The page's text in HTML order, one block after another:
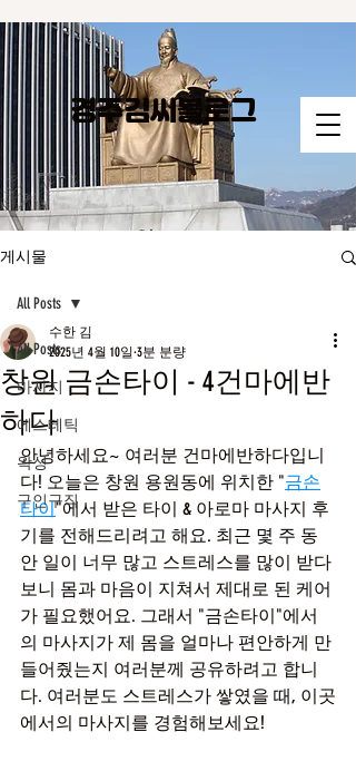
경주김씨​블로그
게시물
All Posts
마사지
에스테틱
왁싱
구인구직
All Posts
창원 금손타이 - 4건마에반
하다
수한 김
2025년 4월 10일 3분 분량
안녕하세요~ 여러분 건마에반하다입니
다! 오늘은 창원 용원동에 위치한 "금손
타이"에서 받은 타이 & 아로마 마사지 후
기를 전해드리려고 해요. 최근 몇 주 동
안 일이 너무 많고 스트레스를 많이 받다
보니 몸과 마음이 지쳐서 제대로 된 케어
가 필요했어요. 그래서 "금손타이"에서
의 마사지가 제 몸을 얼마나 편안하게 만
들어줬는지 여러분께 공유하려고 합니
다. 여러분도 스트레스가 쌓였을 때, 이곳
에서의 마사지를 경험해보세요!